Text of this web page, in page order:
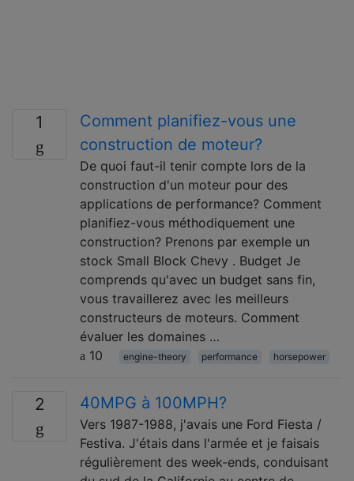
1
Comment planifiez-vous une
construction de moteur?
De quoi faut-il tenir compte lors de la
construction d'un moteur pour des
applications de performance? Comment
planifiez-vous méthodiquement une
construction? Prenons par exemple un
stock Small Block Chevy . Budget Je
comprends qu'avec un budget sans fin,
vous travaillerez avec les meilleurs
constructeurs de moteurs. Comment
évaluer les domaines …
10
engine-theory performance horsepower
2 40MPG à 100MPH?
Vers 1987-1988, j'avais une Ford Fiesta /
Festiva. J'étais dans l'armée et je faisais
régulièrement des week-ends, conduisant